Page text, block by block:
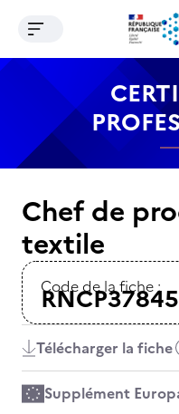
Contenu Recherche
Ouvrir le menu de
Chef de
textile
Code de la fiche :
RNCP37845
Télécharger la fiche
Supplément